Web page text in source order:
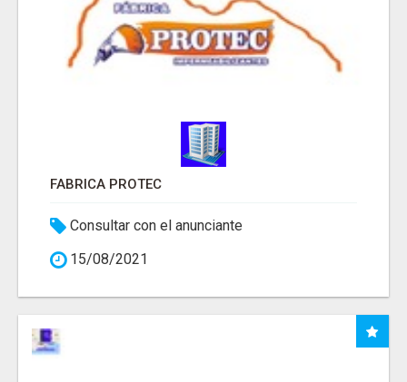
FABRICA PROTEC
Consultar con el anunciante
15/08/2021